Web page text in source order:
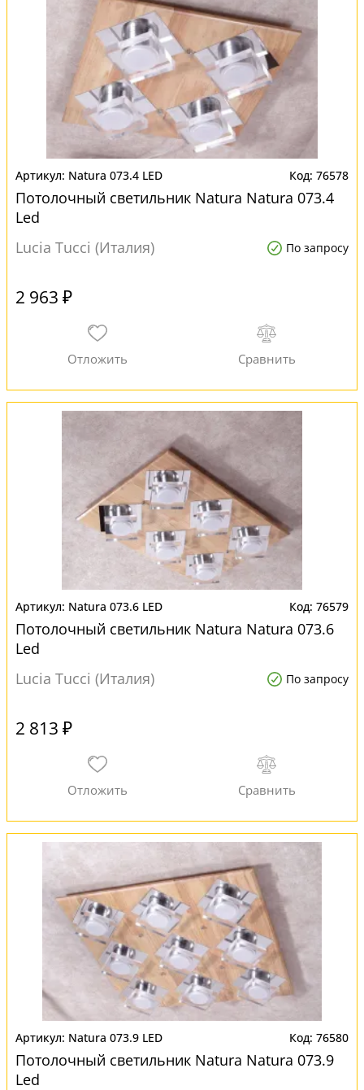
Natura 073.4 LED 76578
Потолочный светильник Natura Natura 073.4
Led
Lucia Tucci (Италия)
По запросу
2 963 ₽
Natura 073.6 LED 76579
Потолочный светильник Natura Natura 073.6
Led
Lucia Tucci (Италия)
По запросу
2 813 ₽
Natura 073.9 LED 76580
Потолочный светильник Natura Natura 073.9
Led